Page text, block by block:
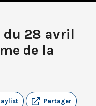
du 28 avril
de la
Partager